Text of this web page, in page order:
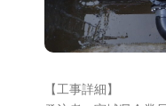
【工事詳細】